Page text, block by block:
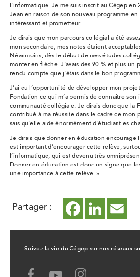
Partager : Facebook
ce
lien
ouvrira
dans
LinkedIn
ce
lien
ouvrira
lien
l’informatique. Je me suis inscrit au Cégep en
Jean en raison de son nouveau programme
intéressant et prometteur.
Je dirais que mon parcours collégial a été
mon secondaire, mes notes étaient
Néanmoins, dès le début de mes études
monter en flèche. J’avais des 90 % et plus un
rendu compte que j’étais dans le bon
J’ai eu l’opportunité de développer mon
Fondation ce qui m’a permis de connaitre son
communauté collégiale. Je dirais donc que la
contribué à ma réussite dans le cadre de mon
sais qu’elle aide énormément d’étudiant.es
Je dirais que donner en éducation encourage
est important d’encourager cette relève,
l’informatique, qui est devenu très
Donner en éducation est donc un signe que
une importance à cette relève. »
Suivez la vie du Cégep sur nos réseaux
Facebook,